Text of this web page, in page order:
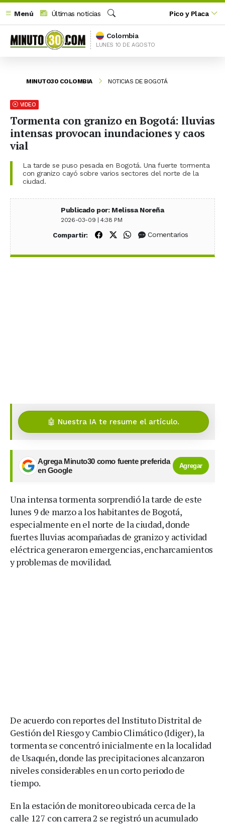
Menú
Últimas noticias
Buscar
Pico y Placa
Colombia
LUNES 10 DE AGOSTO
MINUTO30 COLOMBIA NOTICIAS DE BOGOTÁ
VIDEO
Tormenta con granizo en Bogotá: lluvias
intensas provocan inundaciones y caos
vial
La tarde se puso pesada en Bogotá. Una fuerte tormenta
con granizo cayó sobre varios sectores del norte de la
ciudad.
Publicado por: Melissa Noreña
2026-03-09 | 4:38 PM
Compartir: Compartir en Facebook
Compartir en X (Twitter)
Compartir en WhatsApp
Comentarios
🤖 Nuestra IA te resume el artículo.
Agrega Minuto30 como fuente preferida
en Google
Agregar
Una intensa tormenta sorprendió la tarde de este
lunes 9 de marzo a los habitantes de Bogotá,
especialmente en el norte de la ciudad, donde
fuertes lluvias acompañadas de granizo y actividad
eléctrica generaron emergencias, encharcamientos
y problemas de movilidad.
De acuerdo con reportes del Instituto Distrital de
Gestión del Riesgo y Cambio Climático (Idiger), la
tormenta se concentró inicialmente en la localidad
de Usaquén, donde las precipitaciones alcanzaron
niveles considerables en un corto periodo de
tiempo.
En la estación de monitoreo ubicada cerca de la
calle 127 con carrera 2 se registró un acumulado